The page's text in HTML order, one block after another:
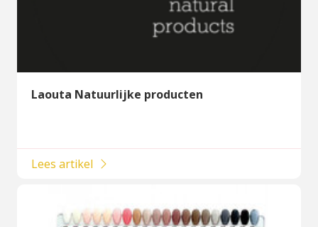
Laouta Natuurlijke producten
Lees artikel